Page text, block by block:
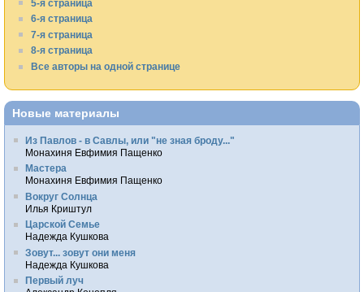
5-я страница
6-я страница
7-я страница
8-я страница
Все авторы на одной странице
Новые материалы
Из Павлов - в Савлы, или "не зная броду..."
Монахиня Евфимия Пащенко
Мастера
Монахиня Евфимия Пащенко
Вокруг Солнца
Илья Криштул
Царской Семье
Надежда Кушкова
Зовут... зовут они меня
Надежда Кушкова
Первый луч